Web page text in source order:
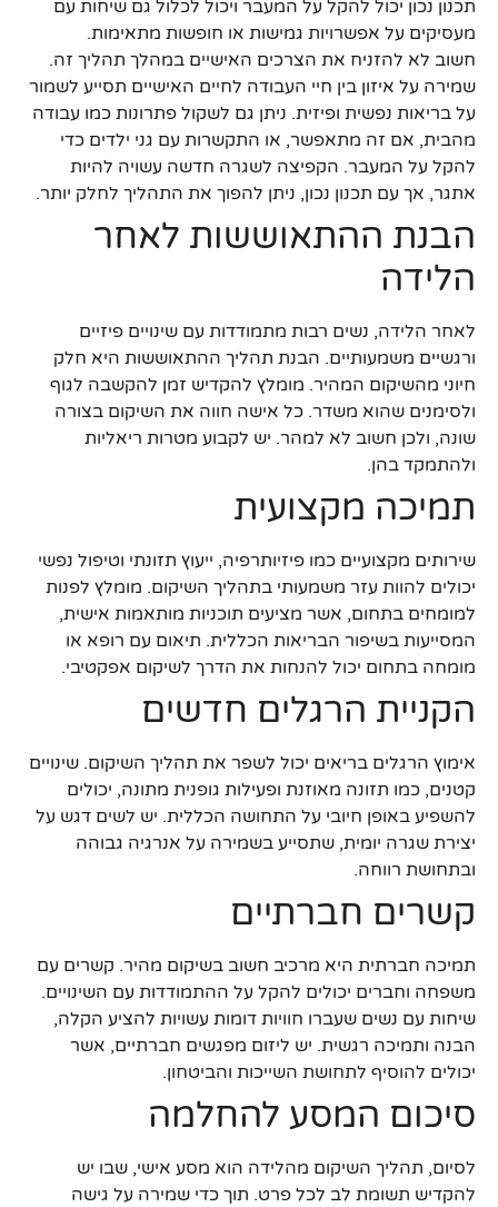
תכנון נכון יכול להקל על המעבר ויכול לכלול גם שיחות עם
מעסיקים על אפשרויות גמישות או חופשות מתאימות.
חשוב לא להזניח את הצרכים האישיים במהלך תהליך זה.
שמירה על איזון בין חיי העבודה לחיים האישיים תסייע לשמור
על בריאות נפשית ופיזית. ניתן גם לשקול פתרונות כמו עבודה
מהבית, אם זה מתאפשר, או התקשרות עם גני ילדים כדי
להקל על המעבר. הקפיצה לשגרה חדשה עשויה להיות
אתגר, אך עם תכנון נכון, ניתן להפוך את התהליך לחלק יותר.
הבנת ההתאוששות לאחר
הלידה
לאחר הלידה, נשים רבות מתמודדות עם שינויים פיזיים
ורגשיים משמעותיים. הבנת תהליך ההתאוששות היא חלק
חיוני מהשיקום המהיר. מומלץ להקדיש זמן להקשבה לגוף
ולסימנים שהוא משדר. כל אישה חווה את השיקום בצורה
שונה, ולכן חשוב לא למהר. יש לקבוע מטרות ריאליות
ולהתמקד בהן.
תמיכה מקצועית
שירותים מקצועיים כמו פיזיותרפיה, ייעוץ תזונתי וטיפול נפשי
יכולים להוות עזר משמעותי בתהליך השיקום. מומלץ לפנות
למומחים בתחום, אשר מציעים תוכניות מותאמות אישית,
המסייעות בשיפור הבריאות הכללית. תיאום עם רופא או
מומחה בתחום יכול להנחות את הדרך לשיקום אפקטיבי.
הקניית הרגלים חדשים
אימוץ הרגלים בריאים יכול לשפר את תהליך השיקום. שינויים
קטנים, כמו תזונה מאוזנת ופעילות גופנית מתונה, יכולים
להשפיע באופן חיובי על התחושה הכללית. יש לשים דגש על
יצירת שגרה יומית, שתסייע בשמירה על אנרגיה גבוהה
ובתחושת רווחה.
קשרים חברתיים
תמיכה חברתית היא מרכיב חשוב בשיקום מהיר. קשרים עם
משפחה וחברים יכולים להקל על ההתמודדות עם השינויים.
שיחות עם נשים שעברו חוויות דומות עשויות להציע הקלה,
הבנה ותמיכה רגשית. יש ליזום מפגשים חברתיים, אשר
יכולים להוסיף לתחושת השייכות והביטחון.
סיכום המסע להחלמה
לסיום, תהליך השיקום מהלידה הוא מסע אישי, שבו יש
להקדיש תשומת לב לכל פרט. תוך כדי שמירה על גישה